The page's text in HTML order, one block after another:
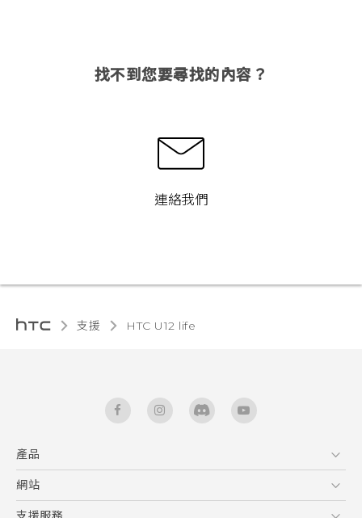
找不到您要尋找的內容？
連絡我們
支援 HTC U12 life‎
產品
5G
智能手機
網站
HTC Dev